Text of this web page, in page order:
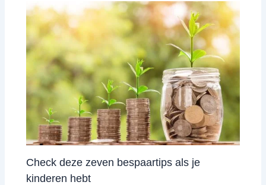
Check deze zeven bespaartips als je
kinderen hebt